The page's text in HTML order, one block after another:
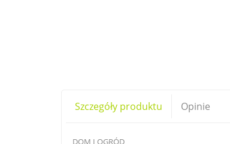
Szczegóły produktu Opinie
DOM I OGRÓD